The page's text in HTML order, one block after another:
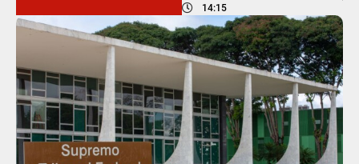
14:15